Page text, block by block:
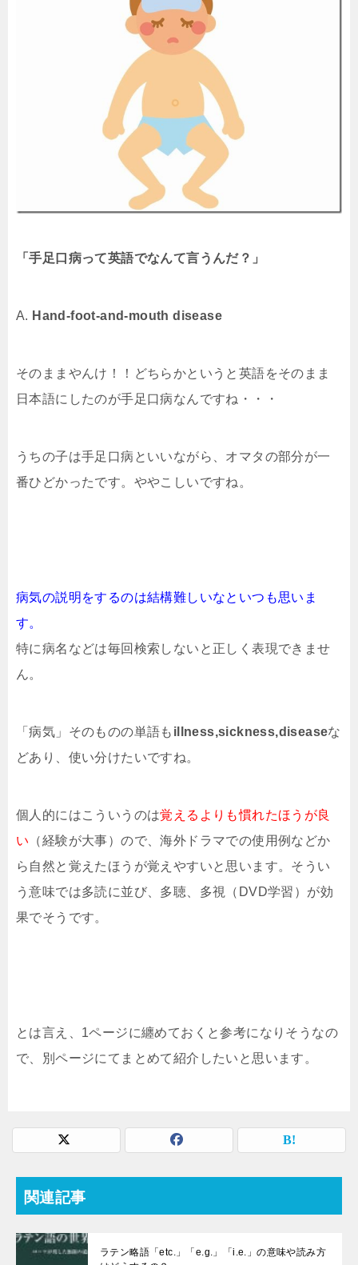
「手足口病って英語でなんて言うんだ？」
A. Hand-foot-and-mouth disease
そのままやんけ！！どちらかというと英語をそのまま
日本語にしたのが手足口病なんですね・・・
うちの子は手足口病といいながら、オマタの部分が一
番ひどかったです。ややこしいですね。
病気の説明をするのは結構難しいなといつも思いま
す。
特に病名などは毎回検索しないと正しく表現できませ
ん。
「病気」そのものの単語も illness,sickness,diseaseな
どあり、使い分けたいですね。
個人的にはこういうのは覚えるよりも慣れたほうが良
い （経験が大事）ので、海外ドラマでの使用例などか
ら自然と覚えたほうが覚えやすいと思います。そうい
う意味では多読に並び、多聴、多視（DVD学習）が効
果でそうです。
とは言え、1ページに纏めておくと参考になりそうなの
で、別ページにてまとめて紹介したいと思います。
関連記事
ラテン略語「etc.」「e.g.」「i.e.」の意味や読み方